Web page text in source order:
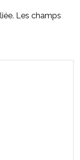
Les champs